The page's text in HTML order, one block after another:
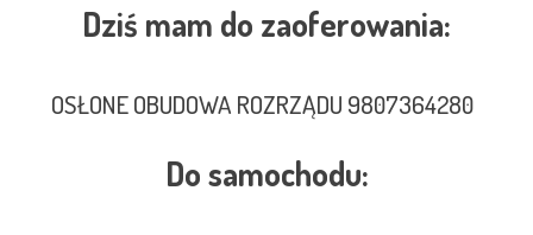
Dziś mam do zaoferowania:
OSŁONE OBUDOWA ROZRZĄDU 9807364280
Do samochodu: